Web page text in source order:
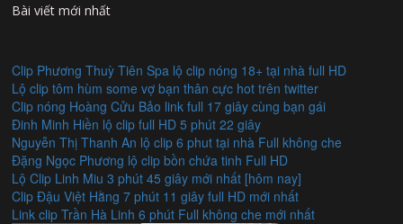
Bài viết mới nhất
Clip Phương Thuỳ Tiên Spa lộ clip nóng 18+ tại nhà full HD
Lộ clip tôm hùm some vợ bạn thân cực hot trên twitter
Clip nóng Hoàng Cửu Bảo link full 17 giây cùng bạn gái
Đinh Minh Hiền lộ clip full HD 5 phút 22 giây
Nguyễn Thị Thanh An lộ clip 6 phut tại nhà Full không che
Đặng Ngọc Phương lộ clip bồn chứa tinh Full HD
Lộ Clip Linh Miu 3 phút 45 giây mới nhất [hôm nay]
Clip Đậu Việt Hằng 7 phút 11 giây full HD mới nhất
Link clip Trần Hà Linh 6 phút Full không che mới nhất